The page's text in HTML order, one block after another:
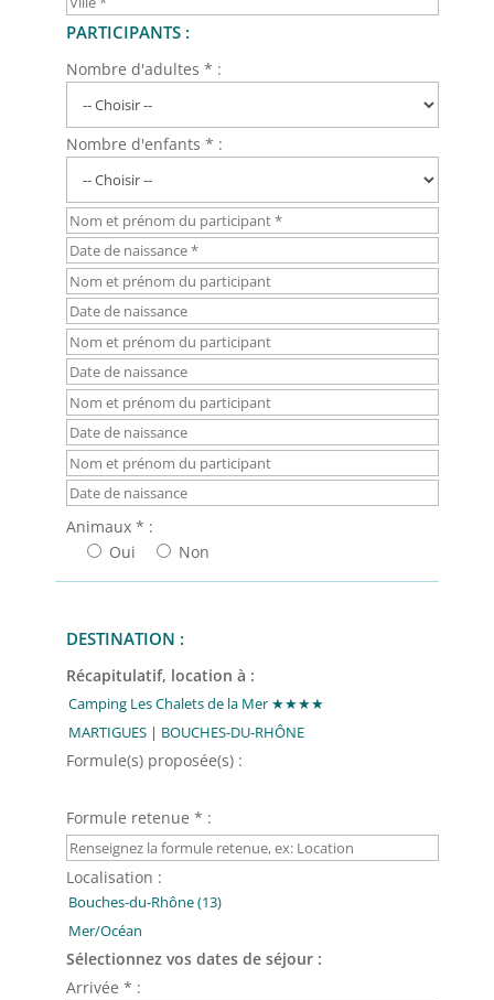
PARTICIPANTS :
Nombre d'adultes * :
Nombre d'enfants * :
Animaux * :
Oui
Non
DESTINATION :
Récapitulatif, location à :
Formule(s) proposée(s) :
Formule retenue * :
Localisation :
Sélectionnez vos dates de séjour :
Arrivée * :